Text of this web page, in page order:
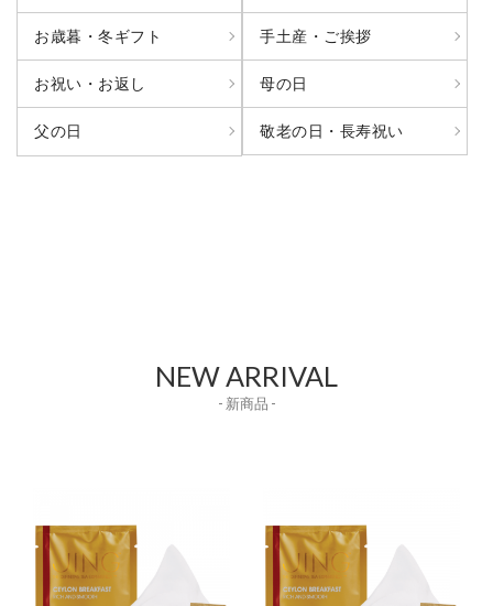
お歳暮・冬ギフト 手土産・ご挨拶
お祝い・お返し 母の日
父の日 敬老の日・長寿祝い
NEW ARRIVAL
- 新商品 -